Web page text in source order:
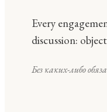
Every
discussion:
Без каких-либо